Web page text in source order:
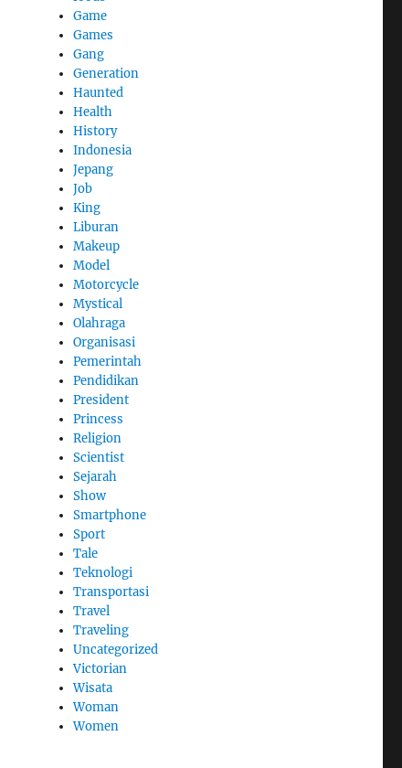
Game
Games
Gang
Generation
Haunted
Health
History
Indonesia
Jepang
Job
King
Liburan
Makeup
Model
Motorcycle
Mystical
Olahraga
Organisasi
Pemerintah
Pendidikan
President
Princess
Religion
Scientist
Sejarah
Show
Smartphone
Sport
Tale
Teknologi
Transportasi
Travel
Traveling
Uncategorized
Victorian
Wisata
Woman
Women